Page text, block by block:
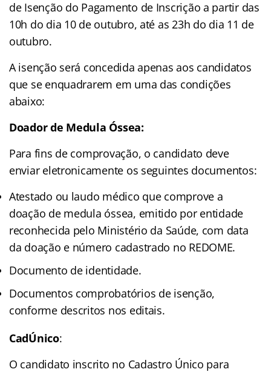
de Isenção do Pagamento de Inscrição a partir das
10h do dia 10 de outubro, até as 23h do dia 11 de
outubro.
A isenção será concedida apenas aos candidatos
que se enquadrarem em uma das condições
abaixo:
Doador de Medula Óssea:
Para fins de comprovação, o candidato deve
enviar eletronicamente os seguintes documentos:
Atestado ou laudo médico que comprove a
doação de medula óssea, emitido por entidade
reconhecida pelo Ministério da Saúde, com data
da doação e número cadastrado no REDOME.
Documento de identidade.
Documentos comprobatórios de isenção,
conforme descritos nos editais.
CadÚnico:
O candidato inscrito no Cadastro Único para